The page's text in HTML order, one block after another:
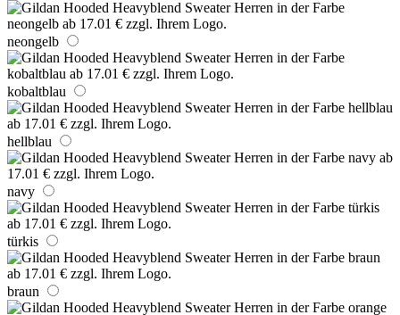
neongelb
kobaltblau
hellblau
navy
türkis
braun